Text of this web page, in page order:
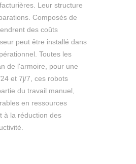
Leur structure
Composés de
des coûts
peut être installé dans
Toutes les
de l'armoire, pour une
et 7j/7, ces robots
du travail manuel,
en ressources
à la réduction des